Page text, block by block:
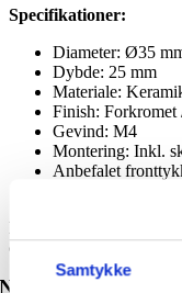
Samtykke
Specifikationer:
Diameter: Ø35
Dybde: 25 mm
Materiale:
Finish: Forkromet
Gevind: M4
Montering: Inkl.
Anbefalet
Et oplagt valg til dig, der
charmerende møbler
Nyheder